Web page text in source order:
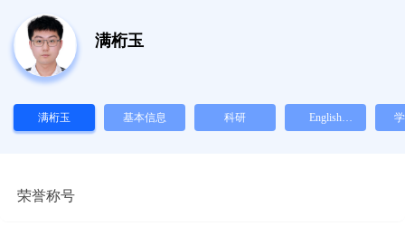
满桁玉
满桁玉 基本信息 科研 English
荣誉称号